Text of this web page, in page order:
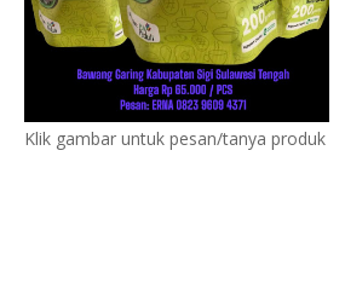
Klik gambar untuk pesan/tanya produk